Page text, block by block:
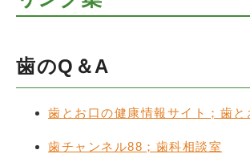
歯のQ＆A
歯とお口の健康情報サイト；歯
歯チャンネル88；歯科相談室